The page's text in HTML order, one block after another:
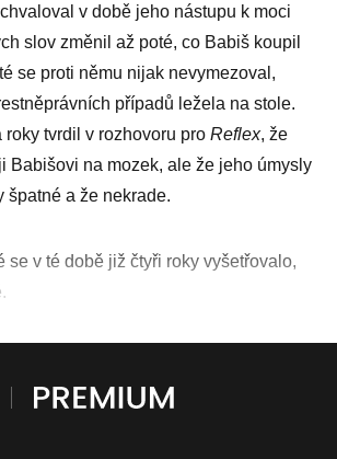
v době jeho nástupu k moci
slov změnil až poté, co Babiš koupil
se proti němu nijak nevymezoval,
případů ležela na stole.
roky tvrdil v rozhovoru pro Reflex, že
Babišovi na mozek, ale že jeho úmysly
špatné a že nekrade.
se v té době již čtyři roky vyšetřovalo,